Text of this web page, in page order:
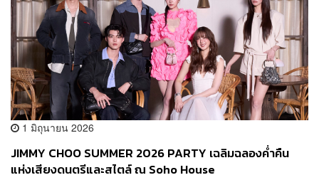
1 มิถุนายน 2026
JIMMY CHOO SUMMER 2026 PARTY เฉลิมฉลองค่ำคืน
แห่งเสียงดนตรีและสไตล์ ณ Soho House